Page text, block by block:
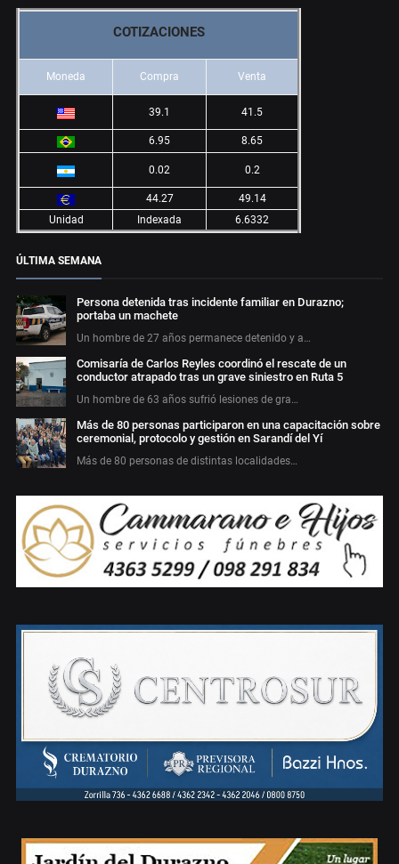
COTIZACIONES
Moneda Compra Venta
39.1 41.5
6.95 8.65
0.02 0.2
44.27
49.14
Unidad
Indexada 6.6332
ÚLTIMA SEMANA
Persona detenida tras incidente familiar en Durazno;
portaba un machete
Un hombre de 27 años permanece detenido y a…
Comisaría de Carlos Reyles coordinó el rescate de un
conductor atrapado tras un grave siniestro en Ruta 5
Un hombre de 63 años sufrió lesiones de gra…
Más de 80 personas participaron en una capacitación sobre
ceremonial, protocolo y gestión en Sarandí del Yí
Más de 80 personas de distintas localidades…